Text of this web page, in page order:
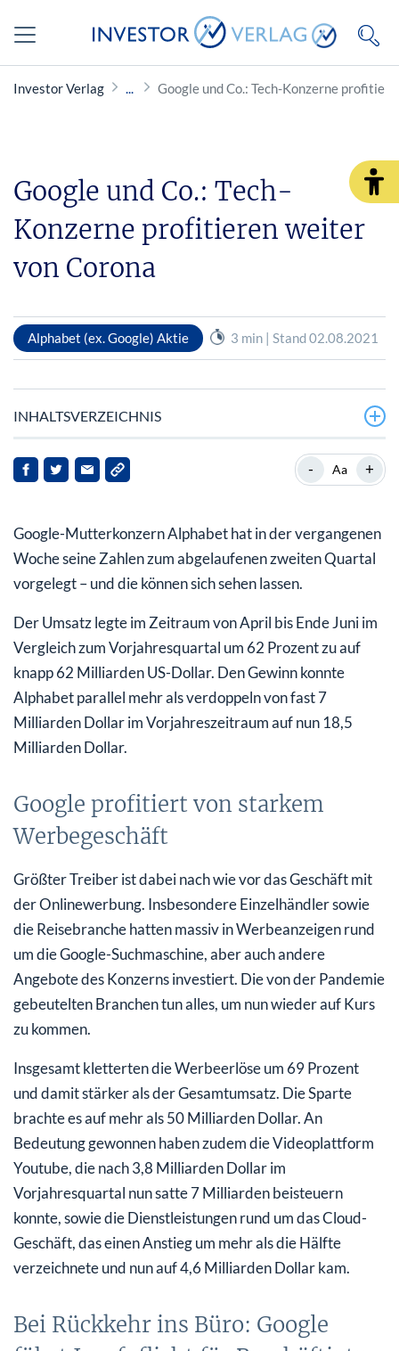
Investor Verlag Google und Co.: Tech-Konzerne
Google und Co.: Tech-
Konzerne profitieren weiter
von Corona
Alphabet (ex. Google) Aktie 3 min | Stand 02.08.2021
INHALTSVERZEICHNIS
Google profitiert von starkem Werbegeschäft
Tech-Giganten profitieren weiterhin von Pandemie
Microsoft blickt optimistisch in die Zukunft
Apple und Google warnen vor Risiken
- Aa +
Google-Mutterkonzern Alphabet hat in der vergangenen
Woche seine Zahlen zum abgelaufenen zweiten Quartal
vorgelegt – und die können sich sehen lassen.
Der Umsatz legte im Zeitraum von April bis Ende Juni im
Vergleich zum Vorjahresquartal um 62 Prozent zu auf
knapp 62 Milliarden US-Dollar. Den Gewinn konnte
Alphabet parallel mehr als verdoppeln von fast 7
Milliarden Dollar im Vorjahreszeitraum auf nun 18,5
Milliarden Dollar.
Google profitiert von starkem
Werbegeschäft
Größter Treiber ist dabei nach wie vor das Geschäft mit
der Onlinewerbung. Insbesondere Einzelhändler sowie
die Reisebranche hatten massiv in Werbeanzeigen rund
um die Google-Suchmaschine, aber auch andere
Angebote des Konzerns investiert. Die von der Pandemie
gebeutelten Branchen tun alles, um nun wieder auf Kurs
zu kommen.
Insgesamt kletterten die Werbeerlöse um 69 Prozent
und damit stärker als der Gesamtumsatz. Die Sparte
brachte es auf mehr als 50 Milliarden Dollar. An
Bedeutung gewonnen haben zudem die Videoplattform
Youtube, die nach 3,8 Milliarden Dollar im
Vorjahresquartal nun satte 7 Milliarden beisteuern
konnte, sowie die Dienstleistungen rund um das Cloud-
Geschäft, das einen Anstieg um mehr als die Hälfte
verzeichnete und nun auf 4,6 Milliarden Dollar kam.
Bei Rückkehr ins Büro: Google